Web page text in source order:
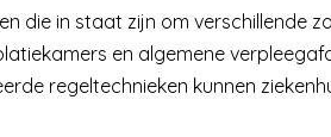
die in staat zijn om verschillende
en algemene
regeltechnieken kunnen